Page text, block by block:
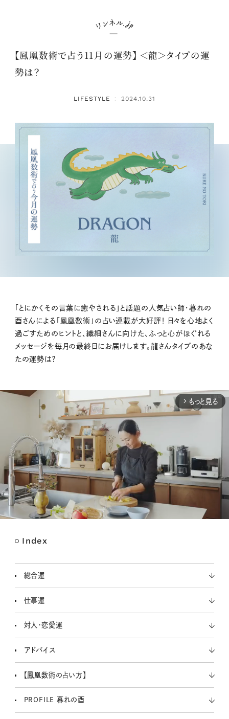
【鳳凰数術で占う11月の運勢】 ＜龍＞タイプの運
勢は？
LIFESTYLE ： 2024.10.31
「とにかくその言葉に癒やされる」と話題の人気占い師・暮れの
酉さんによる「鳳凰数術」の占い連載が大好評！ 日々を心地よく
過ごすためのヒントと、繊細さんに向けた、ふっと心がほぐれる
メッセージを毎月の最終日にお届けします。龍さんタイプのあな
たの運勢は？
arrow_forward_ios もっと見る
Index
総合運
仕事運
対人・恋愛運
アドバイス
【鳳凰数術の占い方】
PROFILE 暮れの酉